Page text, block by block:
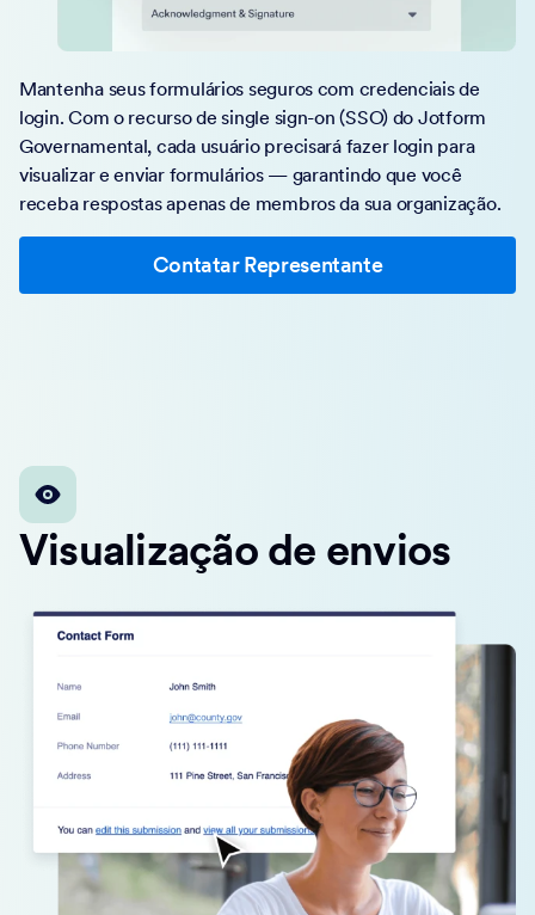
Mantenha seus formulários seguros com credenciais de
login. Com o recurso de single sign-on (SSO) do Jotform
Governamental, cada usuário precisará fazer login para
visualizar e enviar formulários — garantindo que você
receba respostas apenas de membros da sua organização.
Contatar Representante
Visualização de envios